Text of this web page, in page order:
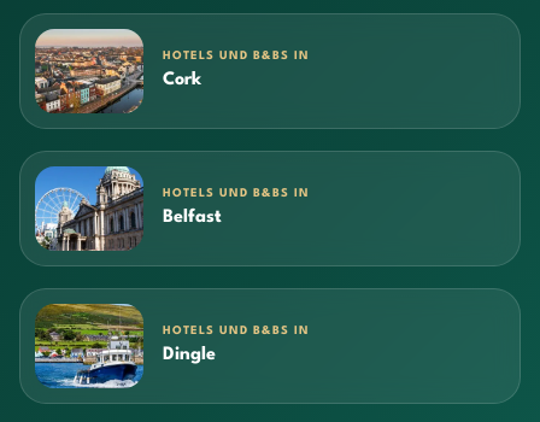
HOTELS UND B&BS IN
Cork
HOTELS UND B&BS IN
Belfast
HOTELS UND B&BS IN
Dingle